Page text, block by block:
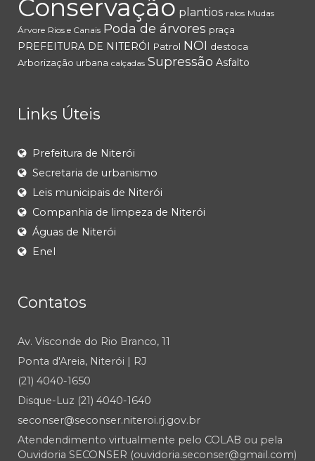
Conservação plantios ralos Mudas
Árvore Rios e Canais Poda de árvores praça
PREFEITURA DE NITERÓI Patrol NOI destoca
Arborização urbana calçadas Supressão Asfalto
Links Úteis
Prefeitura de Niterói
Secretaria de urbanismo
Leis municipais de Niterói
Companhia de limpeza de Niterói
Águas de Niterói
Enel
Contatos
Av. Visconde do Rio Branco, 11
Ponta d'Areia, Niterói | RJ
(21) 4040-1650
Disque-Luz (21) 4040-1640
seconser@seconser.niteroi.rj.gov.br
Atendendimento virtualmente pelo COLAB ou pela
Ouvidoria SECONSER (ouvidoria.seconser@gmail.com)